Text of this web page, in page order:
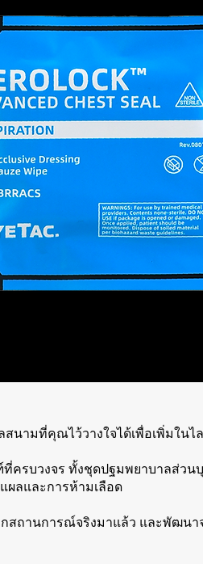
QuickLift™ Human
นามที่คุณไว้วางใจได้เพื่อเพิ่มในไ
ครบวงจร ทั้งชุดปฐมพยาบาลส่ว
ผลและการห้ามเลือด
ถานการณ์จริงมาแล้ว และพัฒนา